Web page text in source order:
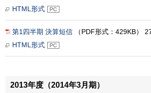
HTML形式
第1四半期 決算短信 （PDF形式：429KB）
HTML形式
2013年度（2014年3月期）